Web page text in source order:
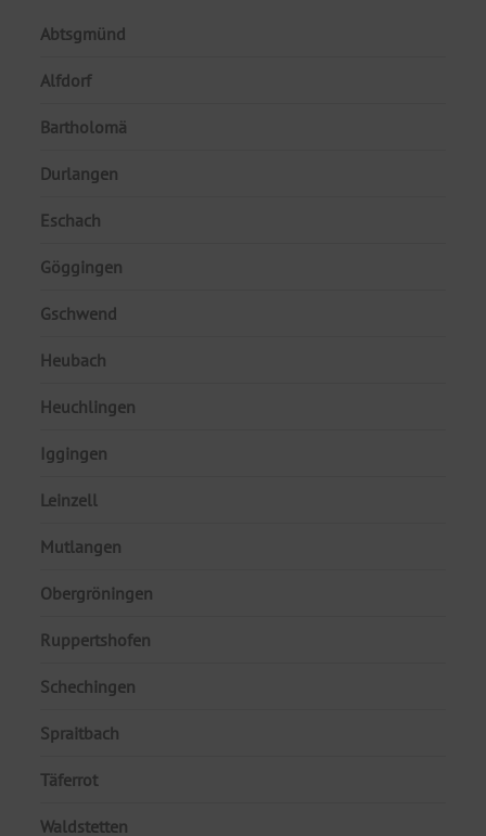
Abtsgmünd
Alfdorf
Bartholomä
Durlangen
Eschach
Göggingen
Gschwend
Heubach
Heuchlingen
Iggingen
Leinzell
Mutlangen
Obergröningen
Ruppertshofen
Schechingen
Spraitbach
Täferrot
Waldstetten